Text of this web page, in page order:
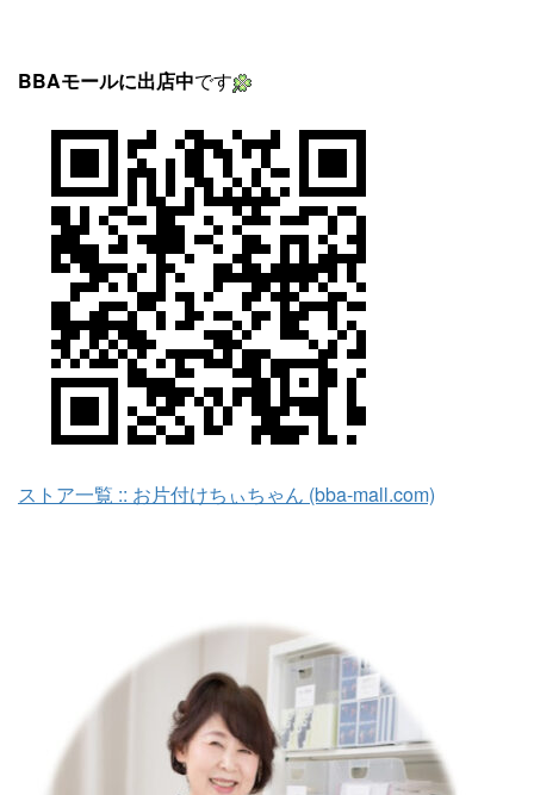
BBAモールに出店中です
ストア一覧 :: お片付けちぃちゃん (bba-mall.com)